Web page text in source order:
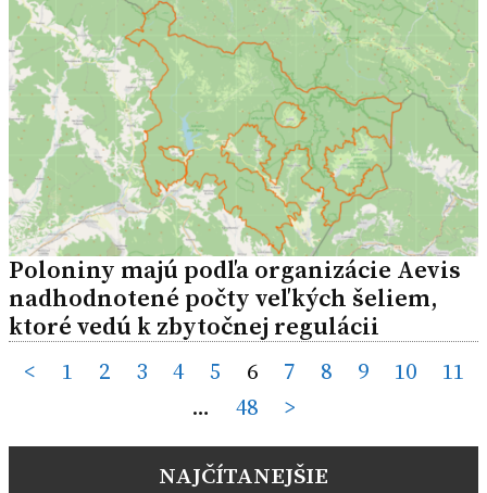
Poloniny majú podľa organizácie Aevis
nadhodnotené počty veľkých šeliem,
ktoré vedú k zbytočnej regulácii
Posts
< 1 2 3 4 5 6 7 8 9 10
11
…
48 >
NAJČÍTANEJŠIE